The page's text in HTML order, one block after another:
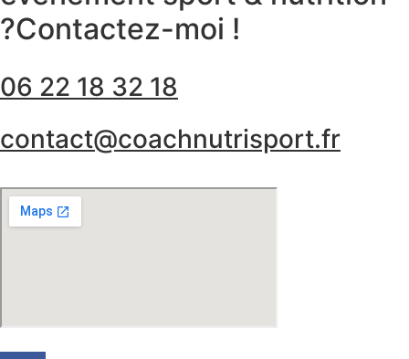
?Contactez-moi !
06 22 18 32 18
contact@coachnutrisport.fr